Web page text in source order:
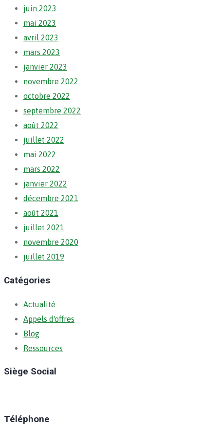
juin 2023
mai 2023
avril 2023
mars 2023
janvier 2023
novembre 2022
octobre 2022
septembre 2022
août 2022
juillet 2022
mai 2022
mars 2022
janvier 2022
décembre 2021
août 2021
juillet 2021
novembre 2020
juillet 2019
Catégories
Actualité
Appels d'offres
Blog
Ressources
Siège Social
Téléphone